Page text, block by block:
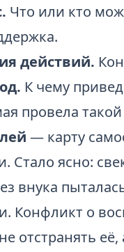
Что или кто
действий.
К чему
провела
— карту
Стало ясно:
внука
Конфликт о
отстранять её,